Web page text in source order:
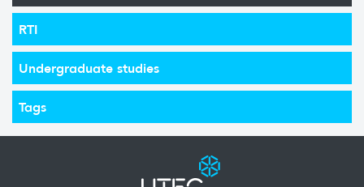
RTI
Undergraduate studies
Tags